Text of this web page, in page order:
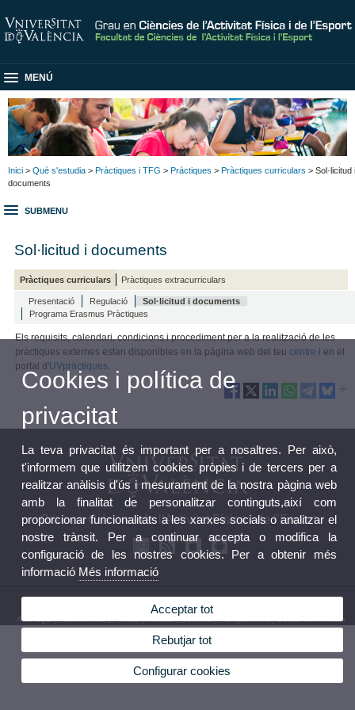
MENÚ
Inici > Què s'estudia > Pràctiques i TFG > Práctiques > Pràctiques curriculars > Sol·licitud i
documents
SUBMENU
Sol·licitud i documents
Pràctiques curriculars Pràctiques extracurriculars
Presentació Regulació
Sol·licitud i documents
Programa Erasmus Pràctiques
Els requisits, calendari, condicions i procediment per a la realització de les
pràctiques externes estan disponibles en la pàgina web del teucentre i en el
portal d'UVpràctiques.
Grau en Ciències de l’Activitat Física i de l’Esport
Avís legal|Accessibilitat|Política privacitat|Cookies|Transparència|Bústia de contacte
Cookies i política de
privacitat
La teva privacitat és important per a nosaltres. Per això,
t'informem que utilitzem cookies pròpies i de tercers per a
realitzar anàlisis d'ús i mesurament de la nostra pàgina web
amb la finalitat de personalitzar continguts,així com
proporcionar funcionalitats a les xarxes socials o analitzar el
nostre trànsit. Per a continuar accepta o modifica la
configuració de les nostres cookies. Per a obtenir més
informació Més informació
Acceptar tot
Rebutjar tot
Configurar cookies